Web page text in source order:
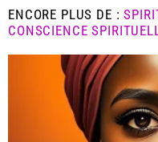
ENCORE PLUS DE :
CONSCIENCE